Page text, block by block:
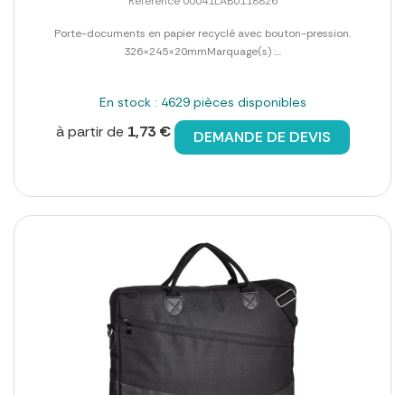
Porte-documents en papier recyclé avec bouton-pression.
326×245×20mmMarquage(s) :...
En stock : 4629 pièces disponibles
à partir de 1,73 € DEMANDE DE DEVIS